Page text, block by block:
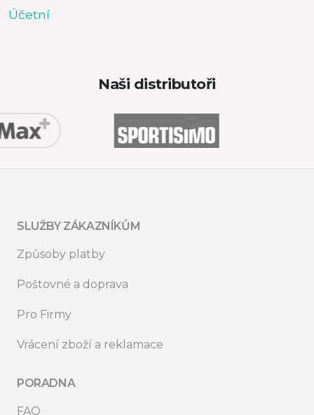
Účetní
Naši distributoři
SLUŽBY ZÁKAZNÍKŮM
Způsoby platby
Poštovné a doprava
Pro Firmy
Vrácení zboží a reklamace
PORADNA
FAQ